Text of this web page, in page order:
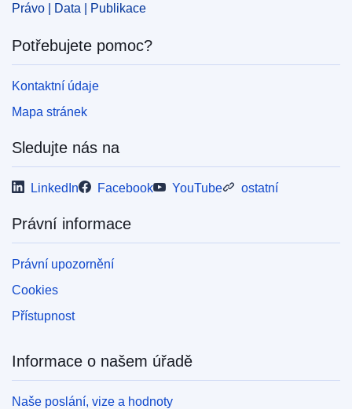
Právo | Data | Publikace
Potřebujete pomoc?
Kontaktní údaje
Mapa stránek
Sledujte nás na
LinkedIn Facebook YouTube ostatní
Právní informace
Právní upozornění
Cookies
Přístupnost
Informace o našem úřadě
Naše poslání, vize a hodnoty